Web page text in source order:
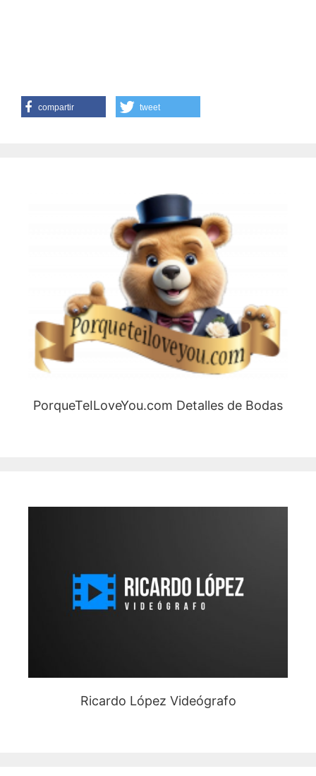
compartir tweet
PorqueTeILoveYou.com Detalles de Bodas
Ricardo López Videógrafo